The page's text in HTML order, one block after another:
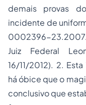
demais provas
incidente de
0002396-
Juiz Federal
16/11/2012). 2.
há óbice que o
conclusivo que